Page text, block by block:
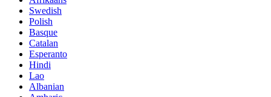
Swedish
Polish
Basque
Catalan
Esperanto
Hindi
Lao
Albanian